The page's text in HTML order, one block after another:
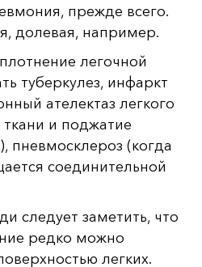
прежде всего.
долевая, например.
легочной
туберкулез, инфаркт
ателектаз легкого
и поджатие
пневмосклероз (когда
соединительной
следует заметить, что
редко можно
легких.